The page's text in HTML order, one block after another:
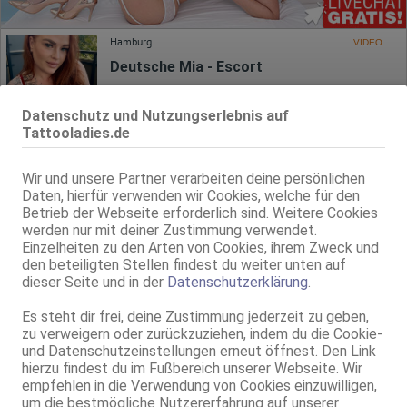
Datenschutz und Nutzungserlebnis auf
Tattooladies.de
Wir und unsere Partner verarbeiten deine persönlichen
Daten, hierfür verwenden wir Cookies, welche für den
Betrieb der Webseite erforderlich sind. Weitere Cookies
werden nur mit deiner Zustimmung verwendet.
Einzelheiten zu den Arten von Cookies, ihrem Zweck und
den beteiligten Stellen findest du weiter unten auf
dieser Seite und in der Datenschutzerklärung.
Es steht dir frei, deine Zustimmung jederzeit zu geben,
zu verweigern oder zurückzuziehen, indem du die Cookie-
und Datenschutzeinstellungen erneut öffnest. Den Link
hierzu findest du im Fußbereich unserer Webseite. Wir
empfehlen in die Verwendung von Cookies einzuwilligen,
um die bestmögliche Nutzererfahrung auf unserer
Hamburg VIDEO
Deutsche Mia - Escort
Hamburg
23 Jahre, 75B, KF 36, 1.60m, 50 kg, total rasiert, deutsch
69, Franz b. Ihr, BV, Schmu., Kuscheln, Körperküs., AV b. Ihm, Mast.
Hamburg
2.8km, Wendenstr. 199a
Lena - Nur Whatsapp
69, GF6, DT, NSa, Schmu., Kuscheln, Körperküs., DSp
Hamburg-Hamm VIDEO
3.4km, Hammer Deich 57
Lola